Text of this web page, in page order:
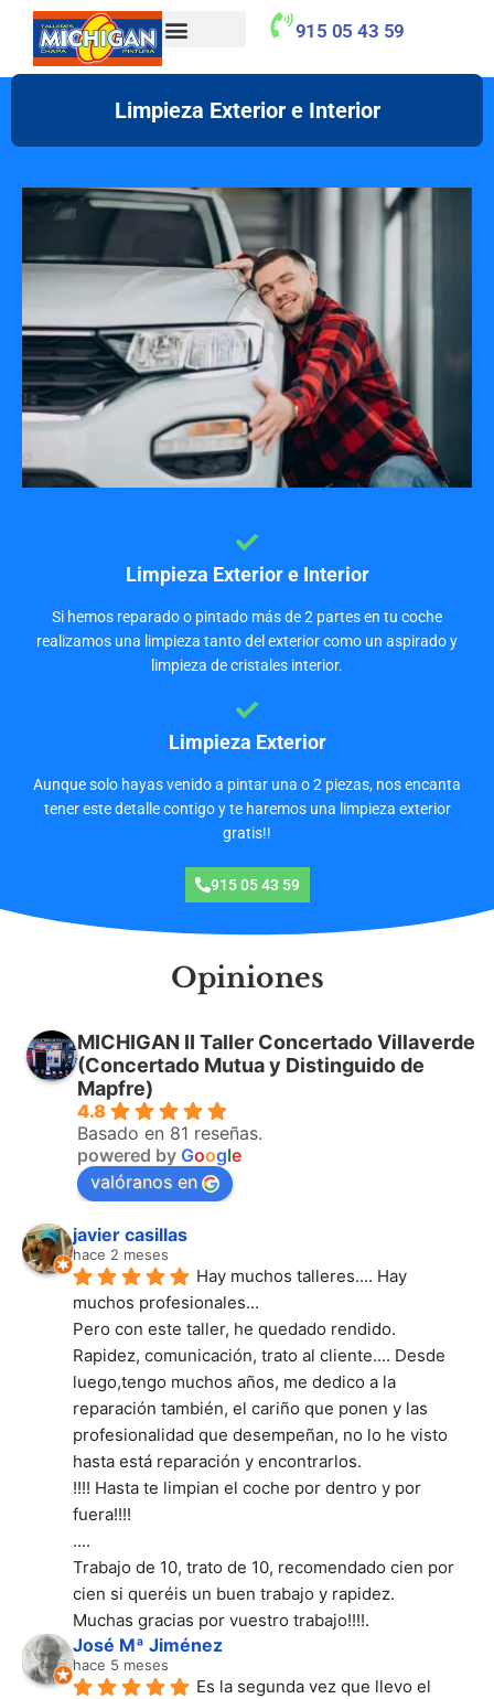
915 05 43 59
Limpieza Exterior e Interior
Limpieza Exterior e Interior
Si hemos reparado o pintado más de 2 partes en tu coche
realizamos una limpieza tanto del exterior como un aspirado y
limpieza de cristales interior.
Limpieza Exterior
Aunque solo hayas venido a pintar una o 2 piezas, nos encanta
tener este detalle contigo y te haremos una limpieza exterior
gratis!!
915 05 43 59
Opiniones
MICHIGAN II Taller Concertado Villaverde
(Concertado Mutua y Distinguido de
Mapfre)
4.8
Basado en 81 reseñas.
powered by Google
valóranos en
javier casillas
hace 2 meses
Hay muchos talleres.... Hay
muchos profesionales...
Pero con este taller, he quedado rendido.
Rapidez, comunicación, trato al cliente.... Desde
luego,tengo muchos años, me dedico a la
reparación también, el cariño que ponen y las
profesionalidad que desempeñan, no lo he visto
hasta está reparación y encontrarlos.
!!!! Hasta te limpian el coche por dentro y por
fuera!!!!
....
Trabajo de 10, trato de 10, recomendado cien por
cien si queréis un buen trabajo y rapidez.
Muchas gracias por vuestro trabajo!!!!.
José Mª Jiménez
hace 5 meses
Es la segunda vez que llevo el